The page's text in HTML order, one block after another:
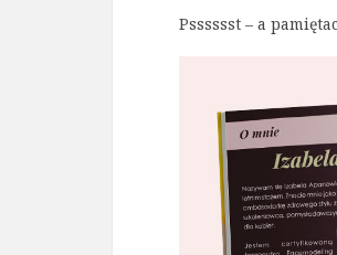
Psssssst – a